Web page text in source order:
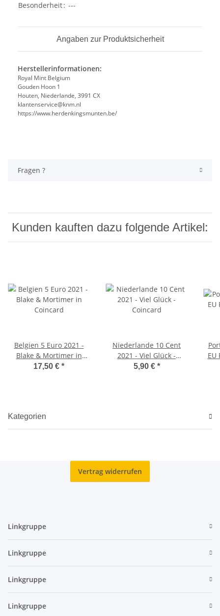
Besonderheit: ---
Angaben zur Produktsicherheit
Herstellerinformationen:
Royal Mint Belgium
Gouden Hoon 1
Houten, Niederlande, 3991 CX
klantenservice@knm.nl
https://www.herdenkingsmunten.be/
Fragen ?
Kunden kauften dazu folgende Artikel:
Belgien 5 Euro 2021 -
Blake & Mortimer in
Coincard
17,50 € *
Niederlande 10 Cent
2021 - Viel Glück -
Coincard
5,90 € *
EU
Kategorien
Vertrag widerrufen
Linkgruppe
Linkgruppe
Linkgruppe
Linkgruppe